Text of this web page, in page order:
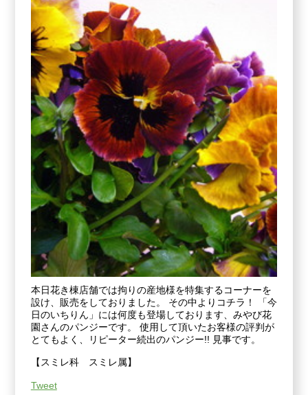
本日花き棟店舗では拘りの産地様を特集するコーナーを
設け、販売をしておりました。 その中よりコチラ！ 「今
日のいちりん」には何度も登場しております、みやび花
園さんのパンジーです。 使用して頂いたお客様の評判が
とてもよく、リピーター続出のパンジー!! 見事です。
【スミレ科 スミレ属】
Tweet